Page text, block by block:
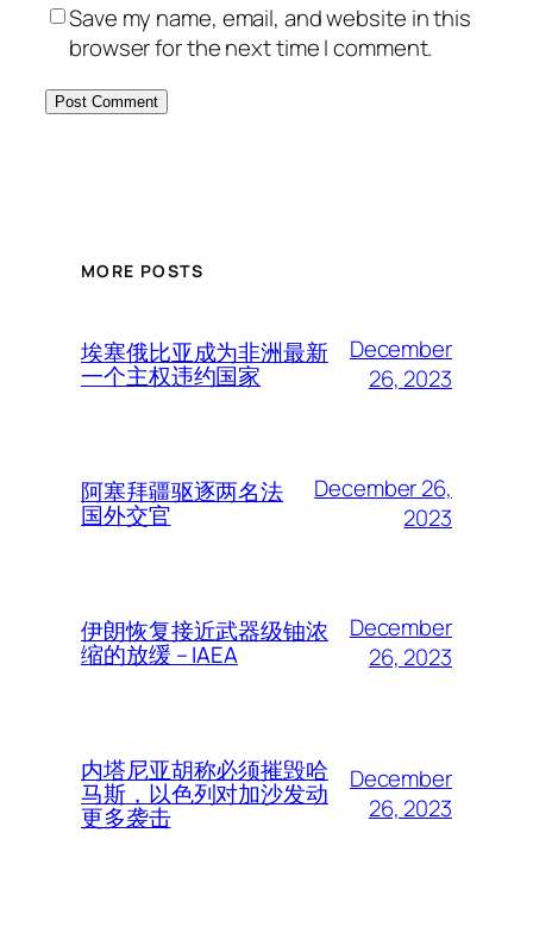
Save my name, email, and website in this
browser for the next time I comment.
MORE POSTS
埃塞俄比亚成为非洲最新
一个主权违约国家
December
26, 2023
阿塞拜疆驱逐两名法
国外交官
December 26,
2023
伊朗恢复接近武器级铀浓
缩的放缓 – IAEA
December
26, 2023
内塔尼亚胡称必须摧毁哈
马斯，以色列对加沙发动
更多袭击
December
26, 2023